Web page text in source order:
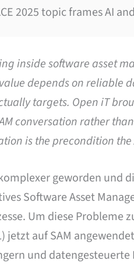
2025 topic frames AI
inside software asset
depends on reliable
targets. Open iT
conversation rather
is the precondition
geworden und
Software Asset
Um diese Probleme
jetzt auf SAM
und